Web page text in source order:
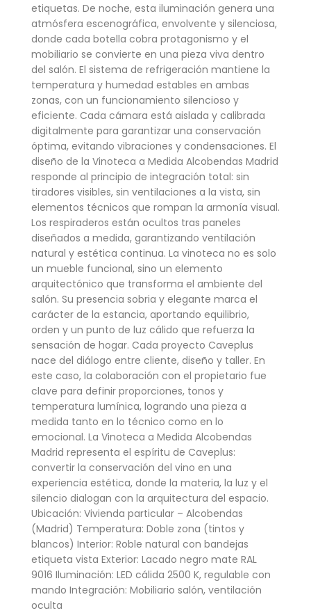
etiquetas. De noche, esta iluminación genera una
atmósfera escenográfica, envolvente y silenciosa,
donde cada botella cobra protagonismo y el
mobiliario se convierte en una pieza viva dentro
del salón. El sistema de refrigeración mantiene la
temperatura y humedad estables en ambas
zonas, con un funcionamiento silencioso y
eficiente. Cada cámara está aislada y calibrada
digitalmente para garantizar una conservación
óptima, evitando vibraciones y condensaciones. El
diseño de la Vinoteca a Medida Alcobendas Madrid
responde al principio de integración total: sin
tiradores visibles, sin ventilaciones a la vista, sin
elementos técnicos que rompan la armonía visual.
Los respiraderos están ocultos tras paneles
diseñados a medida, garantizando ventilación
natural y estética continua. La vinoteca no es solo
un mueble funcional, sino un elemento
arquitectónico que transforma el ambiente del
salón. Su presencia sobria y elegante marca el
carácter de la estancia, aportando equilibrio,
orden y un punto de luz cálido que refuerza la
sensación de hogar. Cada proyecto Caveplus
nace del diálogo entre cliente, diseño y taller. En
este caso, la colaboración con el propietario fue
clave para definir proporciones, tonos y
temperatura lumínica, logrando una pieza a
medida tanto en lo técnico como en lo
emocional. La Vinoteca a Medida Alcobendas
Madrid representa el espíritu de Caveplus:
convertir la conservación del vino en una
experiencia estética, donde la materia, la luz y el
silencio dialogan con la arquitectura del espacio.
Ubicación: Vivienda particular – Alcobendas
(Madrid) Temperatura: Doble zona (tintos y
blancos) Interior: Roble natural con bandejas
etiqueta vista Exterior: Lacado negro mate RAL
9016 Iluminación: LED cálida 2500 K, regulable con
mando Integración: Mobiliario salón, ventilación
oculta